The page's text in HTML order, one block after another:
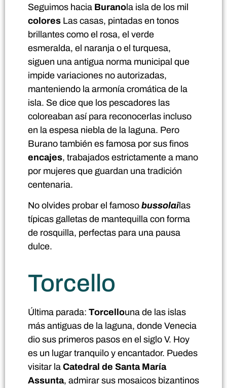
Seguimos hacia Buranola isla de los mil
colores Las casas, pintadas en tonos
brillantes como el rosa, el verde
esmeralda, el naranja o el turquesa,
siguen una antigua norma municipal que
impide variaciones no autorizadas,
manteniendo la armonía cromática de la
isla. Se dice que los pescadores las
coloreaban así para reconocerlas incluso
en la espesa niebla de la laguna. Pero
Burano también es famosa por sus finos
encajes, trabajados estrictamente a mano
por mujeres que guardan una tradición
centenaria.
No olvides probar el famoso bussolai las
típicas galletas de mantequilla con forma
de rosquilla, perfectas para una pausa
dulce.
Torcello
Última parada: Torcellouna de las islas
más antiguas de la laguna, donde Venecia
dio sus primeros pasos en el siglo V. Hoy
es un lugar tranquilo y encantador. Puedes
visitar la Catedral de Santa María
Assunta, admirar sus mosaicos bizantinos